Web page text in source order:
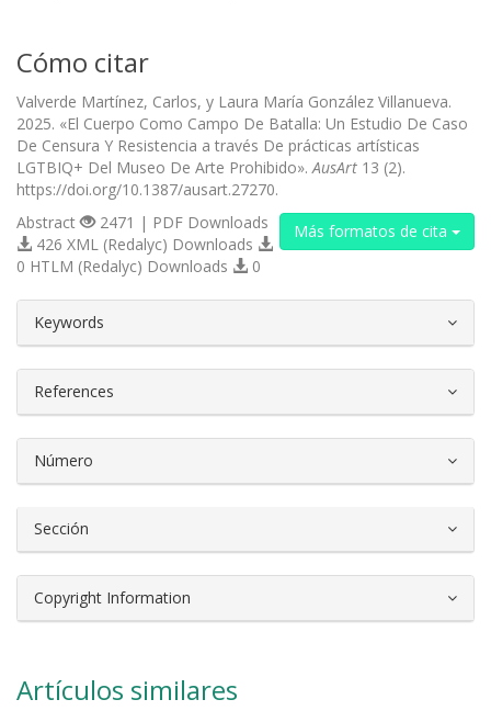
Cómo citar
Valverde Martínez, Carlos, y Laura María González Villanueva.
2025. «El Cuerpo Como Campo De Batalla: Un Estudio De Caso
De Censura Y Resistencia a través De prácticas artísticas
LGTBIQ+ Del Museo De Arte Prohibido». AusArt 13 (2).
https://doi.org/10.1387/ausart.27270.
Más formatos de cita
Abstract
2471 | PDF Downloads
426 XML (Redalyc) Downloads
0 HTLM (Redalyc) Downloads
0
Keywords
References
Número
Sección
Copyright Information
Artículos similares